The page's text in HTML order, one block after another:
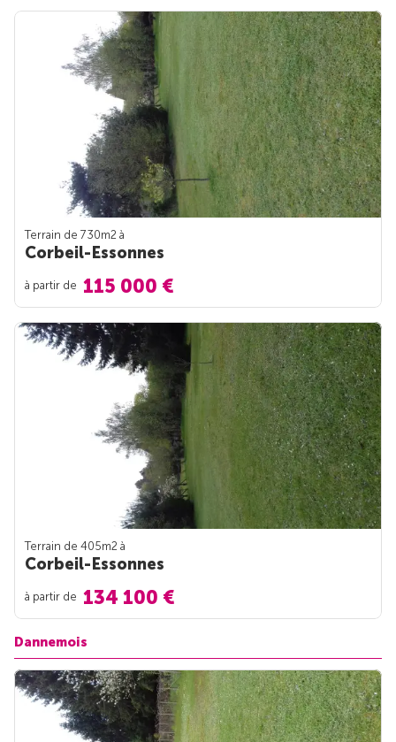
Terrain de 730m2 à
Corbeil-Essonnes
à partir de 115 000 €
Terrain de 405m2 à
Corbeil-Essonnes
à partir de 134 100 €
Dannemois